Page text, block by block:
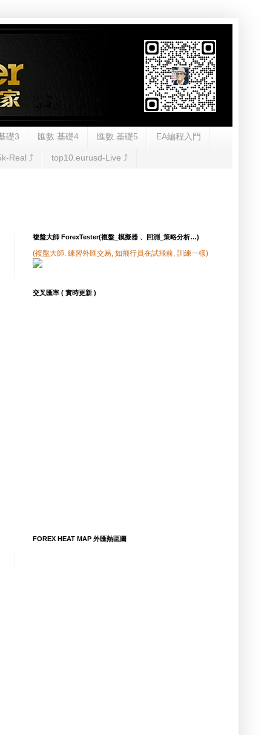
礎3 匯數.基礎4 匯數.基礎5 EA編程入門
Real ⤴︎ top10.eurusd-Live ⤴︎
複盤大師 ForexTester(複盤_模擬器 、回測_策略分析…)
(複盤大師. 練習外匯交易, 如飛行員在試飛前, 訓練一樣)
交叉匯率 ( 實時更新 )
FOREX HEAT MAP 外匯熱區圖